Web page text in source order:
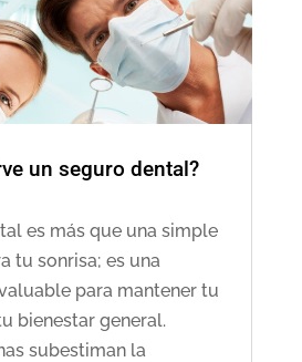
un seguro dental?
es más que una simple
tu sonrisa; es una
para mantener tu
bienestar general.
subestiman la